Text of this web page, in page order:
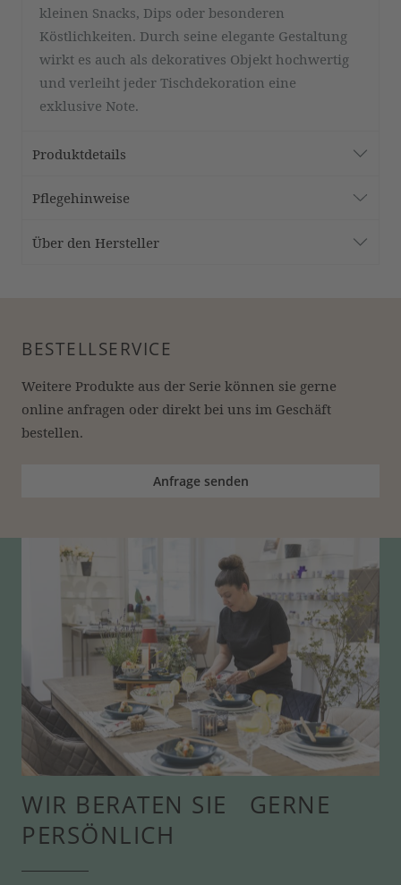
kleinen Snacks, Dips oder besonderen
Köstlichkeiten. Durch seine elegante Gestaltung
wirkt es auch als dekoratives Objekt hochwertig
und verleiht jeder Tischdekoration eine
exklusive Note.
Produktdetails
Pflegehinweise
Über den Hersteller
BESTELLSERVICE
Weitere Produkte aus der Serie können sie gerne
online anfragen oder direkt bei uns im Geschäft
bestellen.
Anfrage senden
WIR BERATEN SIE GERNE
PERSÖNLICH